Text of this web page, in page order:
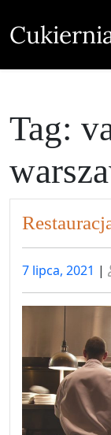
to
content
Tag:
Posted
on
7 lipca, 2021 |